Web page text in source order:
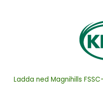
Ladda ned Magnihills